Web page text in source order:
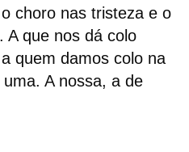
choro nas tristeza e o
A que nos dá colo
quem damos colo na
A nossa, a de